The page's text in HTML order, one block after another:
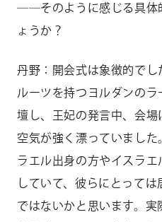
――そのように感じる具体
ょうか？
丹野：開会式は象徴的で
ルーツを持つヨルダンの
壇し、王妃の発言中、会
空気が強く漂っていまし
ラエル出身の方やイスラ
していて、彼らにとって
ではないかと思います。実